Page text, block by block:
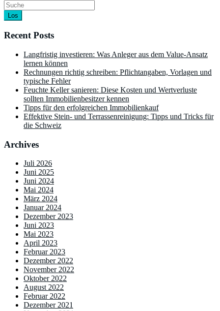
Los
Recent Posts
Langfristig investieren: Was Anleger aus dem Value-Ansatz
lernen können
Rechnungen richtig schreiben: Pflichtangaben, Vorlagen und
typische Fehler
Feuchte Keller sanieren: Diese Kosten und Wertverluste
sollten Immobilienbesitzer kennen
Tipps für den erfolgreichen Immobilienkauf
Effektive Stein- und Terrassenreinigung: Tipps und Tricks für
die Schweiz
Archives
Juli 2026
Juni 2025
Juni 2024
Mai 2024
März 2024
Januar 2024
Dezember 2023
Juni 2023
Mai 2023
April 2023
Februar 2023
Dezember 2022
November 2022
Oktober 2022
August 2022
Februar 2022
Dezember 2021